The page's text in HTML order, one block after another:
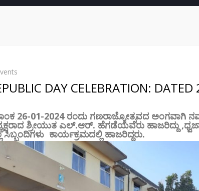
DAY CELEBRATION:
26-01-2024 ರಂದು ಗಣರಾಜ್ಯೋತ್ಸವದ
ಶ್ರೀಯುತ ಎಲ್.ಆರ್. ಹೆಗಡೆಯವರು ಹಾಜರಿದ್ದು
ಸಿಬ್ಬಂದಿಗಳು ಕಾರ್ಯಕ್ರಮದಲ್ಲಿ ಹಾಜರಿದ್ದರು.